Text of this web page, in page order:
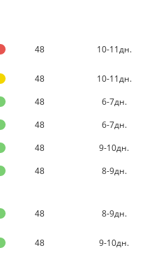
48 10-11дн.
48 10-11дн.
48 6-7дн.
48 6-7дн.
48 9-10дн.
48 8-9дн.
48 8-9дн.
48 9-10дн.